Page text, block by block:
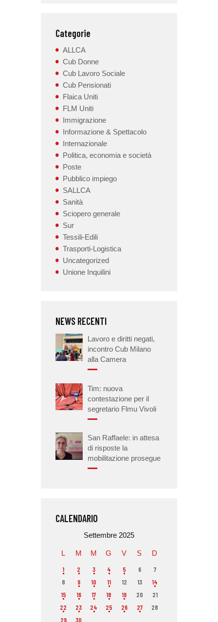
Categorie
ALLCA
Cub Donne
Cub Lavoro Sociale
Cub Pensionati
Flaica Uniti
FLM Uniti
Immigrazione
Informazione & Spettacolo
Internazionale
Politica, economia e società
Poste
Pubblico impiego
SALLCA
Sanità
Sciopero generale
Sur
Tessili-Edili
Trasporti-Logistica
Uncategorized
Unione Inquilini
NEWS RECENTI
Lavoro e diritti negati,
incontro Cub Milano
alla Camera
Tim: nuova
contestazione per il
segretario Flmu Vivoli
San Raffaele: in attesa
di risposte la
mobilitazione prosegue
CALENDARIO
Settembre 2025
L M M G V S D
1 2 3 4 5 6
7
8
9 10 11 12 13
14
15
16 17 18 19 20
21
22
23 24 25 26 27
28
29
30